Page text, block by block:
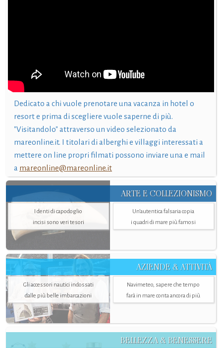
Dedicato a chi vuole prenotare una vacanza in hotel o
resort e prima di scegliere vuole saperne di più.
"Visitandolo" attraverso un video selezionato da
mareonline.it. I titolari di alberghi e villaggi interessati a
mettere on line propri filmati possono inviare una e mail
a mareonline@mareonline.it
ARTE E COLLEZIONISMO
I denti di capodoglio
incisi sono veri tesori
Un’autentica falsaria copia
i quadri di mare più famosi
AZIENDE & ATTIVITÀ
Gli accessori nautici indossati
dalle più belle imbarcazioni
Navimeteo, sapere che tempo
farà in mare conta ancora di più
BELLEZZA & BENESSERE